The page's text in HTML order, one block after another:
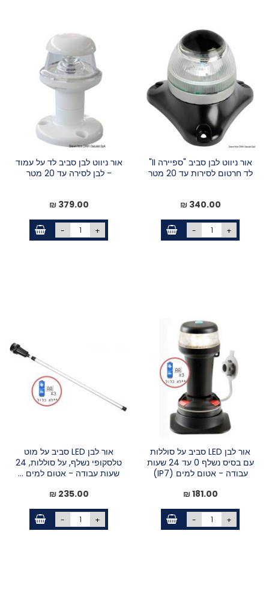
אור ניווט לבן סביב "ספיירה II"
לד חרטום לסירות עד 20 מטר
340.00 ₪
- +
אור ניווט לבן סביב לד על עמוד
- לבן לסירה עד 20 מטר
379.00 ₪
- +
אור לבן LED סביב על סוללות
עם בסיס נשלף 0 עד 24 שעות
עבודה - אטום למים (IP7)
181.00 ₪
- +
אור לבן LED סביב על מוט
טלסקופי נשלף, על סוללות, 24
שעות עבודה - אטום למים ...
235.00 ₪
- +